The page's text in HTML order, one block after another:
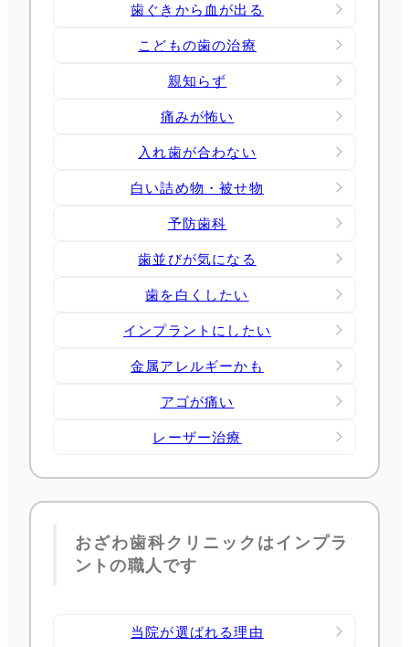
歯ぐきから血が出る
こどもの歯の治療
親知らず
痛みが怖い
入れ歯が合わない
白い詰め物・被せ物
予防歯科
歯並びが気になる
歯を白くしたい
インプラントにしたい
金属アレルギーかも
アゴが痛い
レーザー治療
おざわ歯科クリニックはインプラ
ントの職人です
当院が選ばれる理由